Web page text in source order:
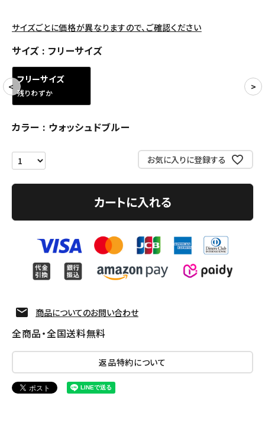
CONTENTS
ACCOUNT MENU
ようこそ ゲスト 様
meeting_room person
サイズごとに価格が異なりますので、ご確認ください
サイズ フリーサイズ
フリーサイズ
残りわずか
カラー ウォッシュドブルー
お気に入りに登録する
カートに入れる
商品についてのお問い合わせ
全商品・全国送料無料
返品特約について